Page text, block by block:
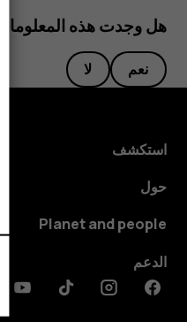
الهواتف الذكية
الهواتف
HMD Terra M
HMD DUB
HMD Watch
للأعمال
هل وجدت هذه
نعم لا
استكشف
حول
Planet and people
الدعم
Facebook
Instagram
Tiktok